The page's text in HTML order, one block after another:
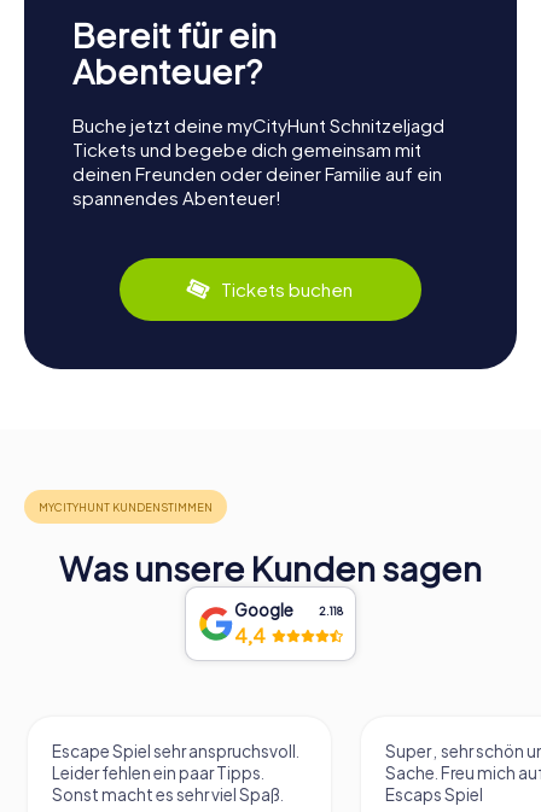
Bereit für ein
Abenteuer?
Buche jetzt deine myCityHunt Schnitzeljagd
Tickets und begebe dich gemeinsam mit
deinen Freunden oder deiner Familie auf ein
spannendes Abenteuer!
Tickets buchen
Was unsere Kunden sagen
Google 2.118
4,4
Escape Spiel sehr anspruchsvoll.
Leider fehlen ein paar Tipps.
Sonst macht es sehr viel Spaß.
Super , sehr schön
Sache. Freu mich
Escaps Spiel